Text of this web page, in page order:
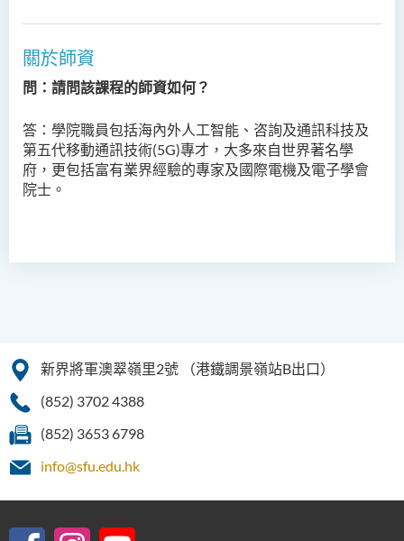
關於師資
問：請問該課程的師資如何？
答： 學院職員包括海內外人工智能、咨詢及通訊科技及
第五代移動通訊技術(5G)專才，大多來自世界著名學
府，更包括富有業界經驗的專家及國際電機及電子學會
院士。
新界將軍澳翠嶺里2號
（港鐵調景嶺站B出口）
(852) 3702 4388
(852) 3653 6798
info@sfu.edu.hk